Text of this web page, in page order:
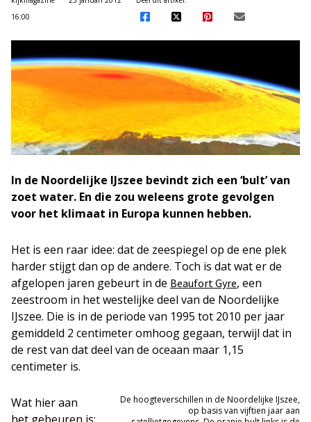
16:00
In de Noordelijke IJszee bevindt zich een ‘bult’ van
zoet water. En die zou weleens grote gevolgen
voor het klimaat in Europa kunnen hebben.
Het is een raar idee: dat de zeespiegel op de ene plek
harder stijgt dan op de andere. Toch is dat wat er de
afgelopen jaren gebeurt in de Beaufort Gyre, een
zeestroom in het westelijke deel van de Noordelijke
IJszee. Die is in de periode van 1995 tot 2010 per jaar
gemiddeld 2 centimeter omhoog gegaan, terwijl dat in
de rest van dat deel van de oceaan maar 1,15
centimeter is.
De hoogteverschillen in de Noordelijke IJszee,
op basis van vijftien jaar aan
Wat hier aan